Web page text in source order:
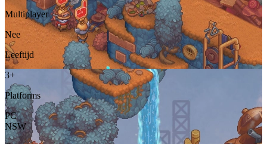
Multiplayer
Nee
Leeftijd
3+
Platforms
PC
NSW